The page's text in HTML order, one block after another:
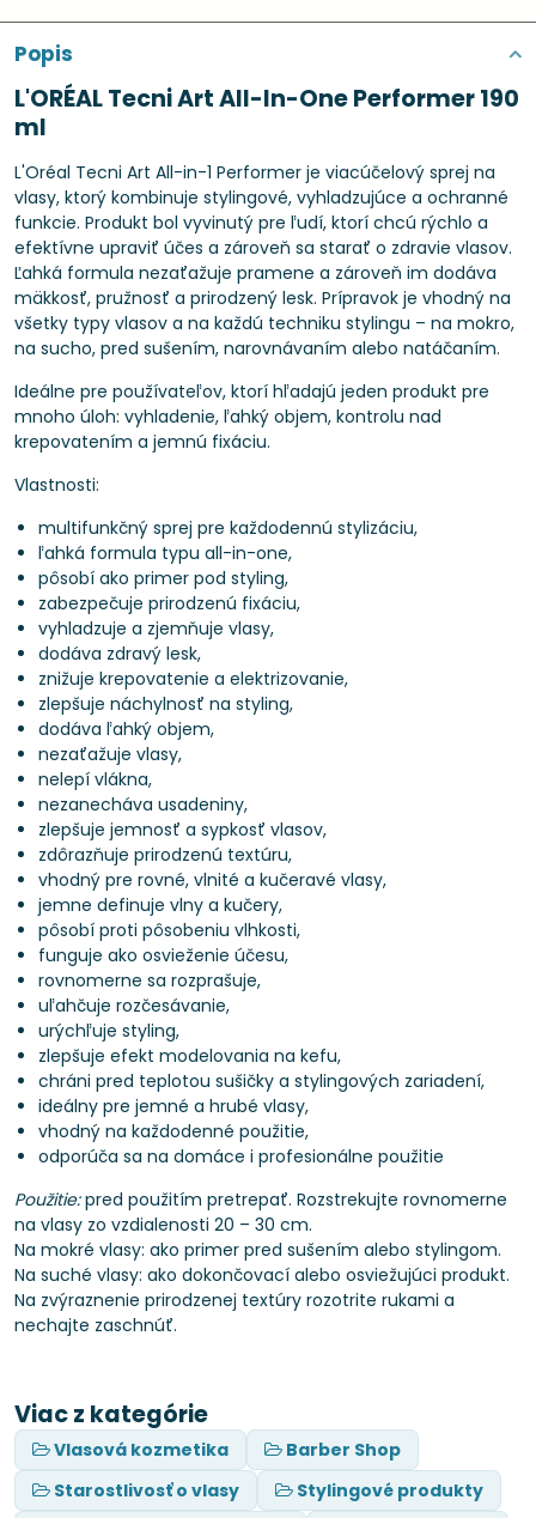
Popis
L'ORÉAL Tecni Art All-In-One Performer 190
ml
L'Oréal Tecni Art All-in-1 Performer je viacúčelový sprej na
vlasy, ktorý kombinuje stylingové, vyhladzujúce a ochranné
funkcie. Produkt bol vyvinutý pre ľudí, ktorí chcú rýchlo a
efektívne upraviť účes a zároveň sa starať o zdravie vlasov.
Ľahká formula nezaťažuje pramene a zároveň im dodáva
mäkkosť, pružnosť a prirodzený lesk. Prípravok je vhodný na
všetky typy vlasov a na každú techniku stylingu – na mokro,
na sucho, pred sušením, narovnávaním alebo natáčaním.
Ideálne pre používateľov, ktorí hľadajú jeden produkt pre
mnoho úloh: vyhladenie, ľahký objem, kontrolu nad
krepovatením a jemnú fixáciu.
Vlastnosti:
multifunkčný sprej pre každodennú stylizáciu,
ľahká formula typu all-in-one,
pôsobí ako primer pod styling,
zabezpečuje prirodzenú fixáciu,
vyhladzuje a zjemňuje vlasy,
dodáva zdravý lesk,
znižuje krepovatenie a elektrizovanie,
zlepšuje náchylnosť na styling,
dodáva ľahký objem,
nezaťažuje vlasy,
nelepí vlákna,
nezanecháva usadeniny,
zlepšuje jemnosť a sypkosť vlasov,
zdôrazňuje prirodzenú textúru,
vhodný pre rovné, vlnité a kučeravé vlasy,
jemne definuje vlny a kučery,
pôsobí proti pôsobeniu vlhkosti,
funguje ako osvieženie účesu,
rovnomerne sa rozprašuje,
uľahčuje rozčesávanie,
urýchľuje styling,
zlepšuje efekt modelovania na kefu,
chráni pred teplotou sušičky a stylingových zariadení,
ideálny pre jemné a hrubé vlasy,
vhodný na každodenné použitie,
odporúča sa na domáce i profesionálne použitie
Použitie:pred použitím pretrepať. Rozstrekujte rovnomerne
na vlasy zo vzdialenosti 20 – 30 cm.
Na mokré vlasy: ako primer pred sušením alebo stylingom.
Na suché vlasy: ako dokončovací alebo osviežujúci produkt.
Na zvýraznenie prirodzenej textúry rozotrite rukami a
nechajte zaschnúť.
Viac z kategórie
Vlasová kozmetika
Barber Shop
Starostlivosť o vlasy
Stylingové produkty